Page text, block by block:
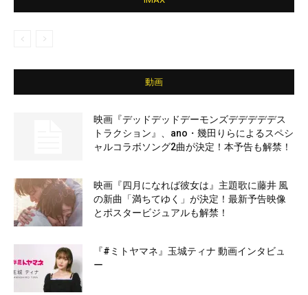
動画
映画『デッドデッドデーモンズデデデデデス
トラクション』、ano・幾田りらによるスペシ
ャルコラボソング2曲が決定！本予告も解禁！
映画『四月になれば彼女は』主題歌に藤井 風
の新曲「満ちてゆく」が決定！最新予告映像
とポスタービジュアルも解禁！
『#ミトヤマネ』玉城ティナ 動画インタビュ
ー